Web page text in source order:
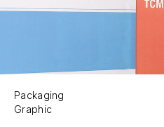
Packaging
Graphic